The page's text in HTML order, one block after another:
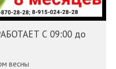
С 09:00 до
весны